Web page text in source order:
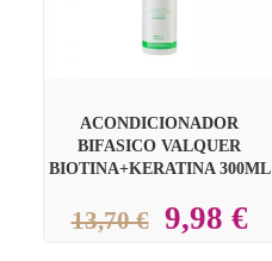
ACONDICIONADOR
BIFASICO VALQUER
BIOTINA+KERATINA 300ML
13,70 € 9,98 €